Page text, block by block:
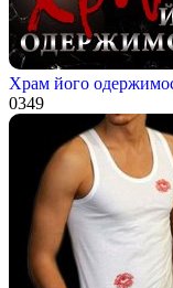
Храм його
0349